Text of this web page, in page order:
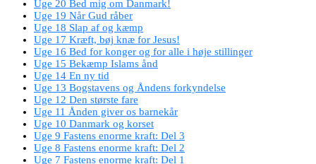
Uge 20 Bed mig om Danmark!
Uge 19 Når Gud råber
Uge 18 Slap af og kæmp
Uge 17 Kræft, bøj knæ for Jesus!
Uge 16 Bed for konger og for alle i høje stillinger
Uge 15 Bekæmp Islams ånd
Uge 14 En ny tid
Uge 13 Bogstavens og Åndens forkyndelse
Uge 12 Den største fare
Uge 11 Ånden giver os barnekår
Uge 10 Danmark og korset
Uge 9 Fastens enorme kraft: Del 3
Uge 8 Fastens enorme kraft: Del 2
Uge 7 Fastens enorme kraft: Del 1